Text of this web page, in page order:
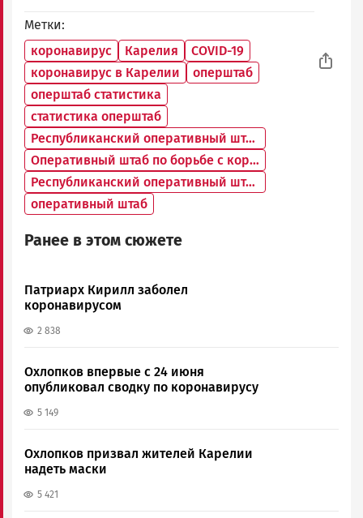
Метки
коронавирус
Карелия
COVID-19
коронавирус в Карелии
оперштаб
оперштаб статистика
статистика оперштаб
Республиканский оперативный штаб по борьбе с коронавирусом
Оперативный штаб по борьбе с коронавирусом
Республиканский оперативный штаб
оперативный штаб
Ранее в этом сюжете
Патриарх Кирилл заболел
коронавирусом
2 838
Охлопков впервые с 24 июня
опубликовал сводку по коронавирусу
5 149
Охлопков призвал жителей Карелии
надеть маски
5 421